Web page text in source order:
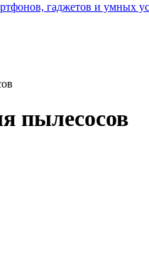
гаджетов и умных
пылесосов